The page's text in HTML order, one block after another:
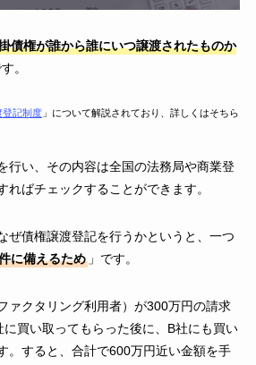
債権が誰から誰にいつ譲渡されたものか
。
登記制度」について解説されており、詳しくはそちら
行い、その内容は全国の法務局や商業登
ればチェックすることができます。
ぜ債権譲渡登記を行うかというと、一つ
に備えるため」です。
ァクタリング利用者）が300万円の請求
買い取ってもらった後に、B社にも買い
。すると、合計で600万円近い金額を手